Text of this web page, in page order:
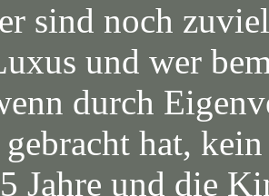
sind noch
und wer
durch
hat,
Jahre und die